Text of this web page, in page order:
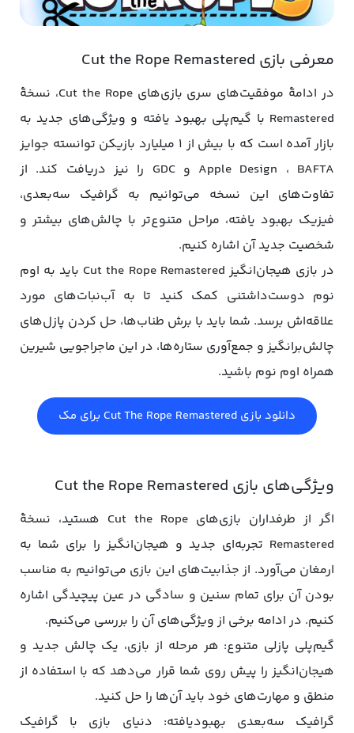
معرفی بازی Cut the Rope Remastered
در ادامۀ موفقیت‌های سری بازی‌های Cut the Rope، نسخۀ
Remastered با گیم‌پلی بهبود یافته و ویژگی‌های جدید به
بازار آمده است که با بیش از 1 میلیارد بازیکن توانسته جوایز
Apple Design ، BAFTA و GDC را نیز دریافت کند. از
تفاوت‌های این نسخه می‌توانیم به گرافیک سه‌بعدی،
فیزیک بهبود یافته، مراحل متنوع‌تر با چالش‌های بیشتر و
شخصیت جدید آن اشاره کنیم.
در بازی هیجان‌انگیز Cut the Rope Remastered باید به اوم
نوم دوست‌داشتنی کمک کنید تا به آب‌نبات‌های مورد
علاقه‌اش برسد. شما باید با برش طناب‌ها، حل کردن پازل‌های
چالش‌برانگیز و جمع‌آوری ستاره‌ها، در این ماجراجویی شیرین
همراه اوم نوم باشید.
دانلود بازی Cut The Rope Remastered برای مک
ویژگی‌های بازی Cut the Rope Remastered
اگر از طرفداران بازی‌های Cut the Rope هستید، نسخۀ
Remastered تجربه‌ای جدید و هیجان‌انگیز را برای شما به
ارمغان می‌آورد. از جذابیت‌های این بازی می‌توانیم به مناسب
بودن آن برای تمام سنین و سادگی در عین پیچیدگی اشاره
کنیم. در ادامه برخی از ویژگی‌های آن را بررسی می‌کنیم.
گیم‌پلی پازلی متنوع: هر مرحله از بازی، یک چالش جدید و
هیجان‌انگیز را پیش روی شما قرار می‌دهد که با استفاده از
منطق و مهارت‌های خود باید آن‌ها را حل کنید.
گرافیک سه‌بعدی بهبود‌یافته: دنیای بازی با گرافیک